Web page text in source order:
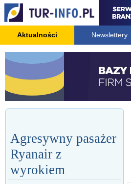
Aktualności Newslettery
Agresywny pasażer
Ryanair z
wyrokiem